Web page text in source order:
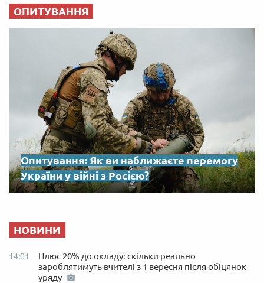
ОПИТУВАННЯ
Опитування: Як ви наближаєте перемогу
України у війні з Росією?
НОВИНИ
14:01
Плюс 20% до окладу: скільки реально
зароблятимуть вчителі з 1 вересня після обіцянок
уряду